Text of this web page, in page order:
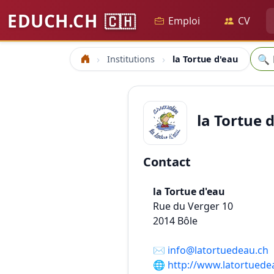
EDUCH.CH 🇨🇭 Emploi CV
Accueil Institutions la Tortue d'eau 🔍
la Tortue
Contact
la Tortue d'eau
Rue du Verger 10
2014 Bôle
✉️ info@latortuedeau.ch
🌐 http://